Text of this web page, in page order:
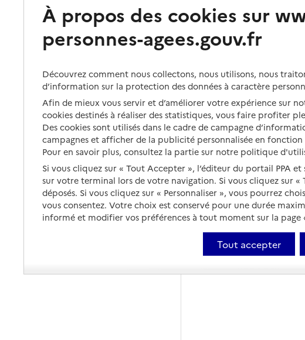
À propos des cookies sur
personnes-agees.gouv.fr
Découvrez comment nous collectons, nous utilisons, nous
d’information sur la protection des données à caractère
Afin de mieux vous servir et d’améliorer votre expérience sur
cookies destinés à réaliser des statistiques, vous faire profiter
Des cookies sont utilisés dans le cadre de campagne
campagnes et afficher de la publicité personnalisée en
Pour en savoir plus, consultez la partie sur notre politique
Si vous cliquez sur « Tout Accepter », l’éditeur du portail PPA
sur votre terminal lors de votre navigation. Si vous cliquez sur «
déposés. Si vous cliquez sur « Personnaliser », vous pourrez
vous consentez. Votre choix est conservé pour une durée
informé et modifier vos préférences à tout moment sur la page
Tout accepter